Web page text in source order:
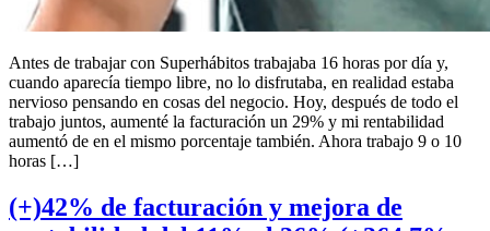
Antes de trabajar con Superhábitos trabajaba 16 horas por día y,
cuando aparecía tiempo libre, no lo disfrutaba, en realidad estaba
nervioso pensando en cosas del negocio. Hoy, después de todo el
trabajo juntos, aumenté la facturación un 29% y mi rentabilidad
aumentó de en el mismo porcentaje también. Ahora trabajo 9 o 10
horas […]
(+)42% de facturación y mejora de